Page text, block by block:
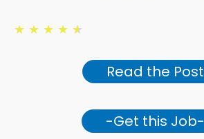
★ ★ ★ ★ ★
Read the Post
-Get this Job-